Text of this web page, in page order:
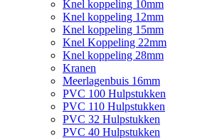
Knel koppeling 10mm
Knel koppeling 12mm
Knel koppeling 15mm
Knel Koppeling 22mm
Knel koppeling 28mm
Kranen
Meerlagenbuis 16mm
PVC 100 Hulpstukken
PVC 110 Hulpstukken
PVC 32 Hulpstukken
PVC 40 Hulpstukken